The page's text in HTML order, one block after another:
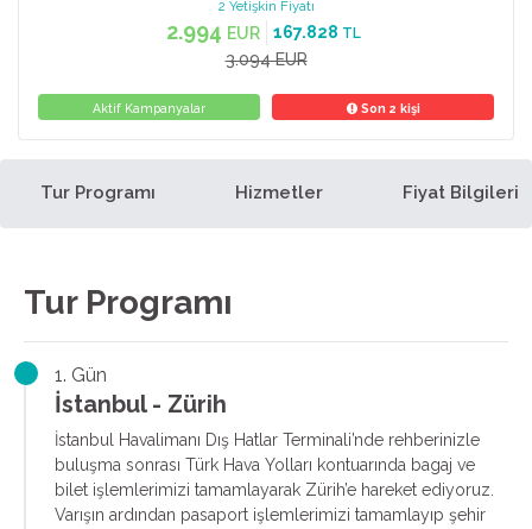
2 Yetişkin Fiyatı
2.994 EUR 167.828 TL
3.094 EUR
Aktif Kampanyalar Son 2 kişi
Tur Programı Hizmetler Fiyat Bilgileri
Tur Programı
1. Gün
İstanbul - Zürih
İstanbul Havalimanı Dış Hatlar Terminali’nde rehberinizle
buluşma sonrası Türk Hava Yolları kontuarında bagaj ve
bilet işlemlerimizi tamamlayarak Zürih’e hareket ediyoruz.
Varışın ardından pasaport işlemlerimizi tamamlayıp şehir